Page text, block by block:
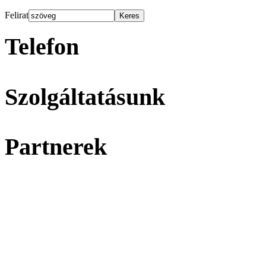
Felirat
Telefon
Szolgáltatásunk
Partnerek